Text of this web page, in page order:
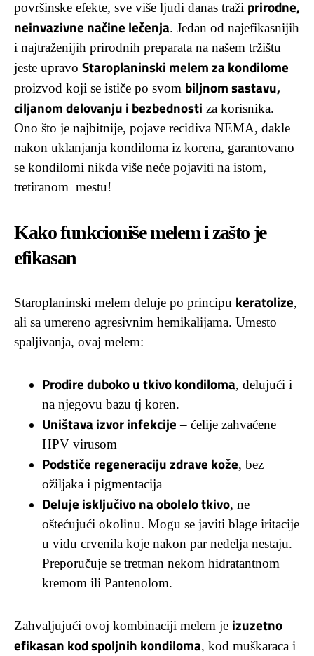
površinske efekte, sve više ljudi danas traži prirodne,
neinvazivne načine lečenja. Jedan od najefikasnijih
i najtraženijih prirodnih preparata na našem tržištu
jeste upravo Staroplaninski melem za kondilome –
proizvod koji se ističe po svom biljnom sastavu,
ciljanom delovanju i bezbednosti za korisnika.
Ono što je najbitnije, pojave recidiva NEMA, dakle
nakon uklanjanja kondiloma iz korena, garantovano
se kondilomi nikda više neće pojaviti na istom,
tretiranom mestu!
Kako funkcioniše melem i zašto je
efikasan
Staroplaninski melem deluje po principu keratolize,
ali sa umereno agresivnim hemikalijama. Umesto
spaljivanja, ovaj melem:
Prodire duboko u tkivo kondiloma, delujući i
na njegovu bazu tj koren.
Uništava izvor infekcije – ćelije zahvaćene
HPV virusom
Podstiče regeneraciju zdrave kože, bez
ožiljaka i pigmentacija
Deluje isključivo na obolelo tkivo, ne
oštećujući okolinu. Mogu se javiti blage iritacije
u vidu crvenila koje nakon par nedelja nestaju.
Preporučuje se tretman nekom hidratantnom
kremom ili Pantenolom.
Zahvaljujući ovoj kombinaciji melem je izuzetno
efikasan kod spoljnih kondiloma, kod muškaraca i